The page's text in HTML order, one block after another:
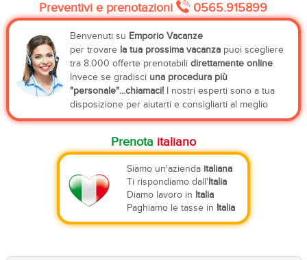
Preventivi e prenotazioni 0565.915899
Benvenuti su Emporio Vacanze
per trovare la tua prossima vacanzapuoi scegliere
tra 8.000 offerte prenotabili direttamente online.
Invece se gradisci una procedura più
"personale"...chiamaci!I nostri esperti sono a tua
disposizione per aiutarti e consigliarti al meglio
Prenota italiano
Siamo un'azienda italiana
Ti rispondiamo dall'Italia
Diamo lavoro in Italia
Paghiamo le tasse in Italia